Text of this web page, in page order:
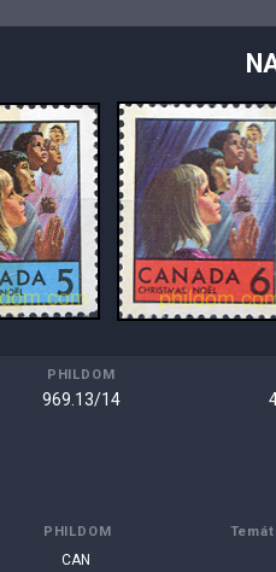
PHILDOM
969.13/14
PHILDOM
CAN